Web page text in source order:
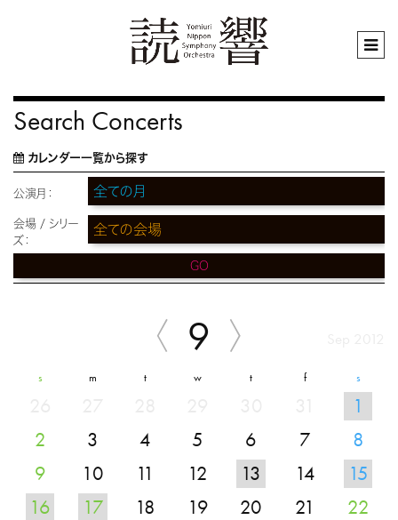
Search Concerts
カレンダー一覧から探す
公演月：
会場 / シリー
ズ：
GO
9
s m t w t f s
1
2
3 4 5 6 7
8
9
10 11 12 13 14
15
16
17 18 19 20 21
22